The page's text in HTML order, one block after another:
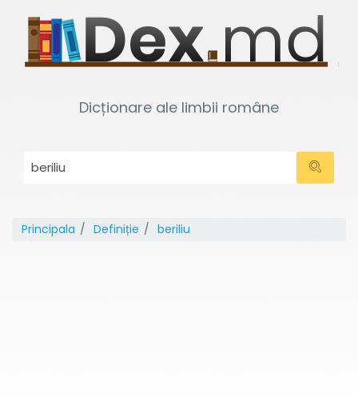
Dicționare ale limbii române
Principala Definiție beriliu